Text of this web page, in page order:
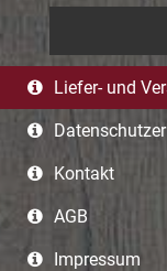
Liefer- und
Kontakt
AGB
Impressum